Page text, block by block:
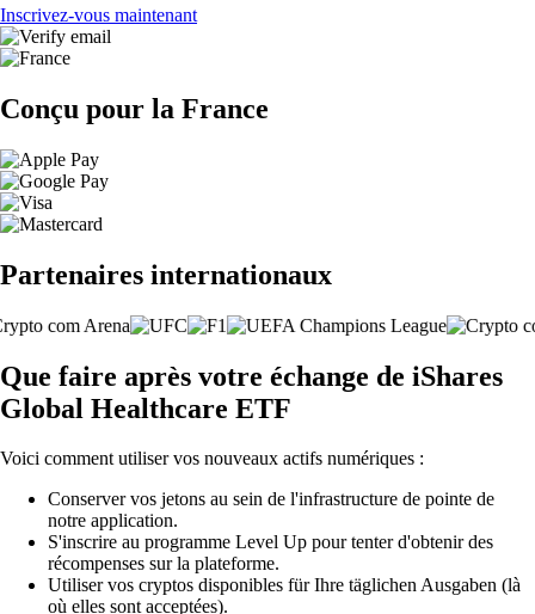
Inscrivez-vous maintenant
Conçu pour la France
Partenaires internationaux
Que faire après votre échange de iShares
Global Healthcare ETF
Voici comment utiliser vos nouveaux actifs numériques :
Conserver vos jetons au sein de l'infrastructure de pointe de
notre application.
S'inscrire au programme Level Up pour tenter d'obtenir des
récompenses sur la plateforme.
Utiliser vos cryptos disponibles für Ihre täglichen Ausgaben (là
où elles sont acceptées).